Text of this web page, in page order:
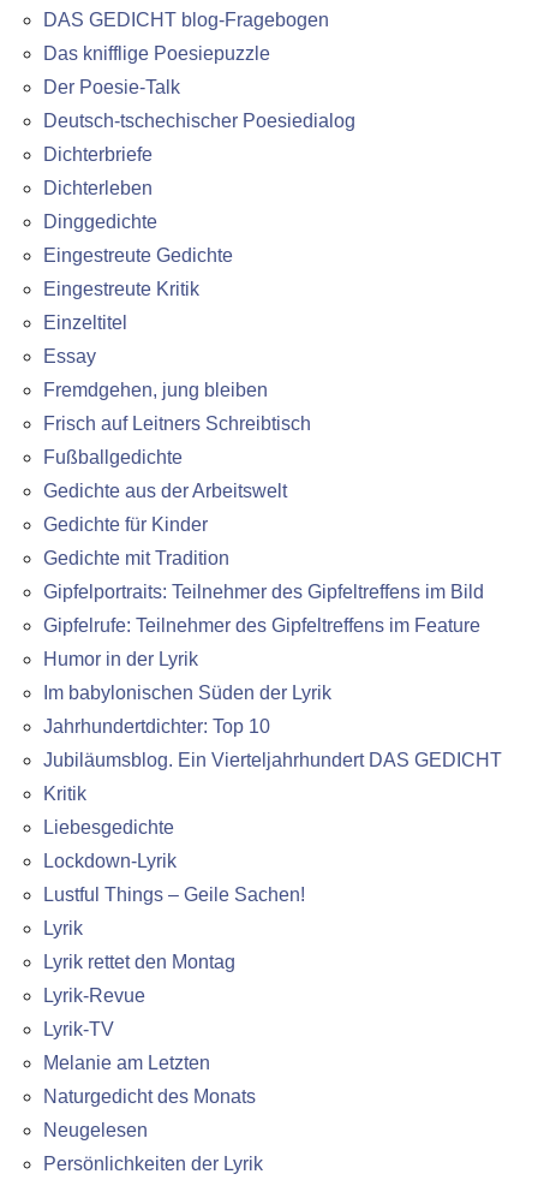
DAS GEDICHT blog-Fragebogen
Das knifflige Poesiepuzzle
Der Poesie-Talk
Deutsch-tschechischer Poesiedialog
Dichterbriefe
Dichterleben
Dinggedichte
Eingestreute Gedichte
Eingestreute Kritik
Einzeltitel
Essay
Fremdgehen, jung bleiben
Frisch auf Leitners Schreibtisch
Fußballgedichte
Gedichte aus der Arbeitswelt
Gedichte für Kinder
Gedichte mit Tradition
Gipfelportraits: Teilnehmer des Gipfeltreffens im Bild
Gipfelrufe: Teilnehmer des Gipfeltreffens im Feature
Humor in der Lyrik
Im babylonischen Süden der Lyrik
Jahrhundertdichter: Top 10
Jubiläumsblog. Ein Vierteljahrhundert DAS GEDICHT
Kritik
Liebesgedichte
Lockdown-Lyrik
Lustful Things – Geile Sachen!
Lyrik
Lyrik rettet den Montag
Lyrik-Revue
Lyrik-TV
Melanie am Letzten
Naturgedicht des Monats
Neugelesen
Persönlichkeiten der Lyrik